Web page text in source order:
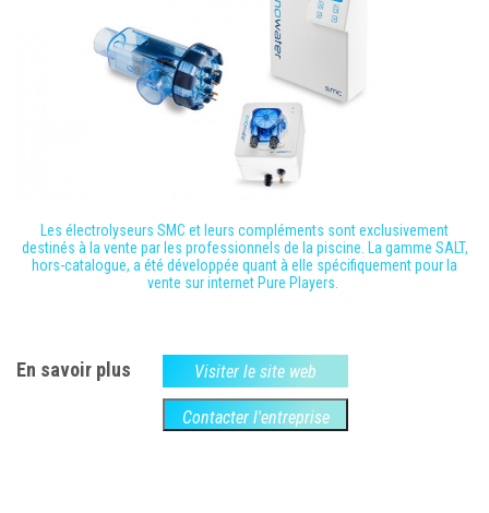
Les électrolyseurs SMC et leurs compléments sont exclusivement
destinés à la vente par les professionnels de la piscine. La gamme SALT,
hors-catalogue, a été développée quant à elle spécifiquement pour la
vente sur internet Pure Players.
En savoir plus Visiter le site web
Contacter l'entreprise